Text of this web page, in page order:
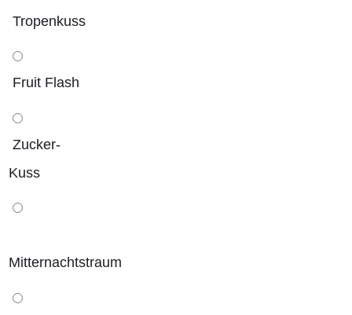
Tropenkuss
Fruit Flash
Zucker-
Kuss
Mitternachtstraum